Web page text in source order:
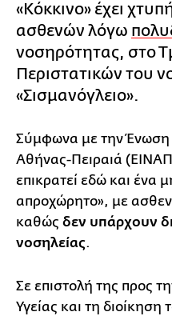
«Κόκκινο» έχει
ασθενών λόγω
νοσηρότητας, στο
Περιστατικών του
«Σισμανόγλειο».
Σύμφωνα με την Ένωση
Αθήνας-Πειραιά
επικρατεί εδώ και ένα
απροχώρητο», με
καθώς δεν υπάρχουν
νοσηλείας.
Σε επιστολή της προς
Υγείας και τη διοίκηση